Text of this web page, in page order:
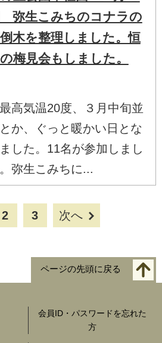
弥生こみちのコナラの
木を整理しました。恒
梅見会もしました。
高気温20度、３月中旬並
か、ぐっと暖かい日とな
した。11名が参加しまし
弥生こみちに...
2 3 次へ
ページの先頭に戻る
会員ID・パスワードを忘れた
方